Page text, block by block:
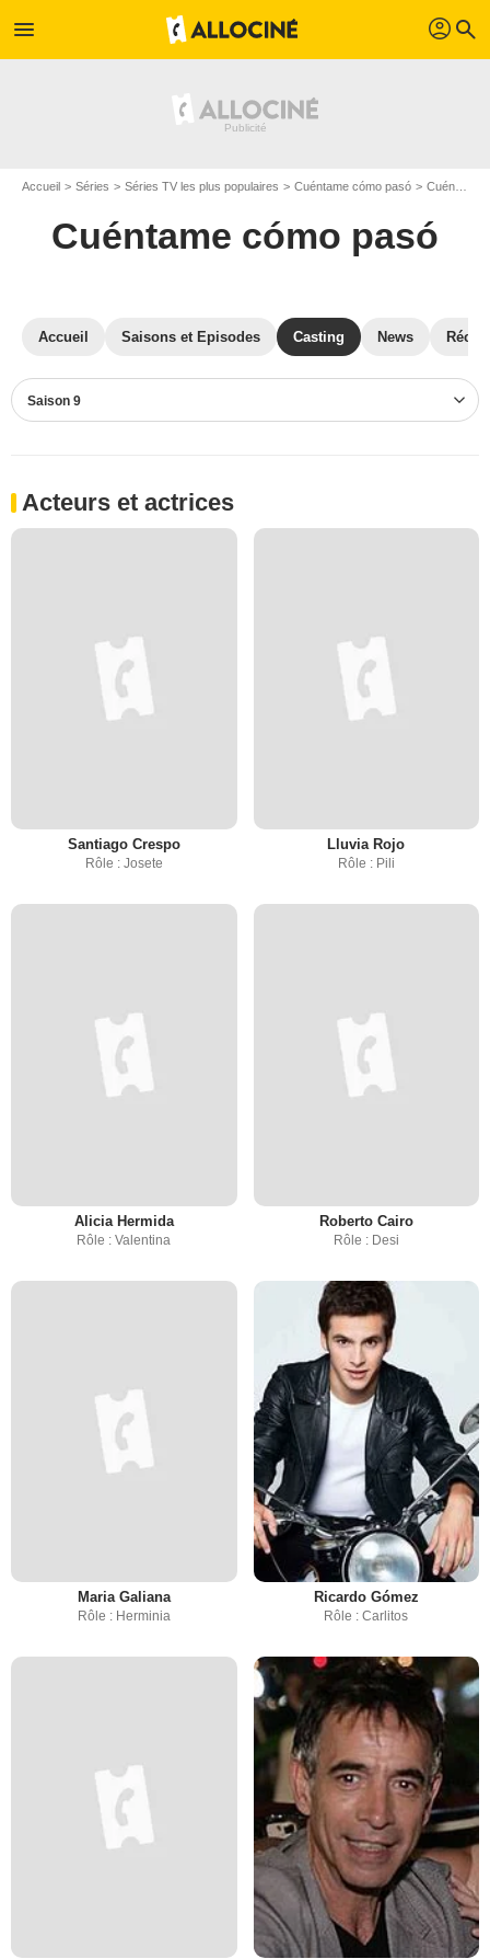
menu profil search
Accueil Séries Séries TV les plus populaires Cuéntame cómo pasó Cuéntame cómo pasó S09
Cuéntame cómo pasó
Accueil Saisons et Episodes Casting News
Saison 9
Acteurs et actrices
Santiago Crespo
Rôle : Josete
Lluvia Rojo
Rôle : Pili
Alicia Hermida
Rôle : Valentina
Roberto Cairo
Rôle : Desi
Maria Galiana
Rôle : Herminia
Ricardo Gómez
Rôle : Carlitos